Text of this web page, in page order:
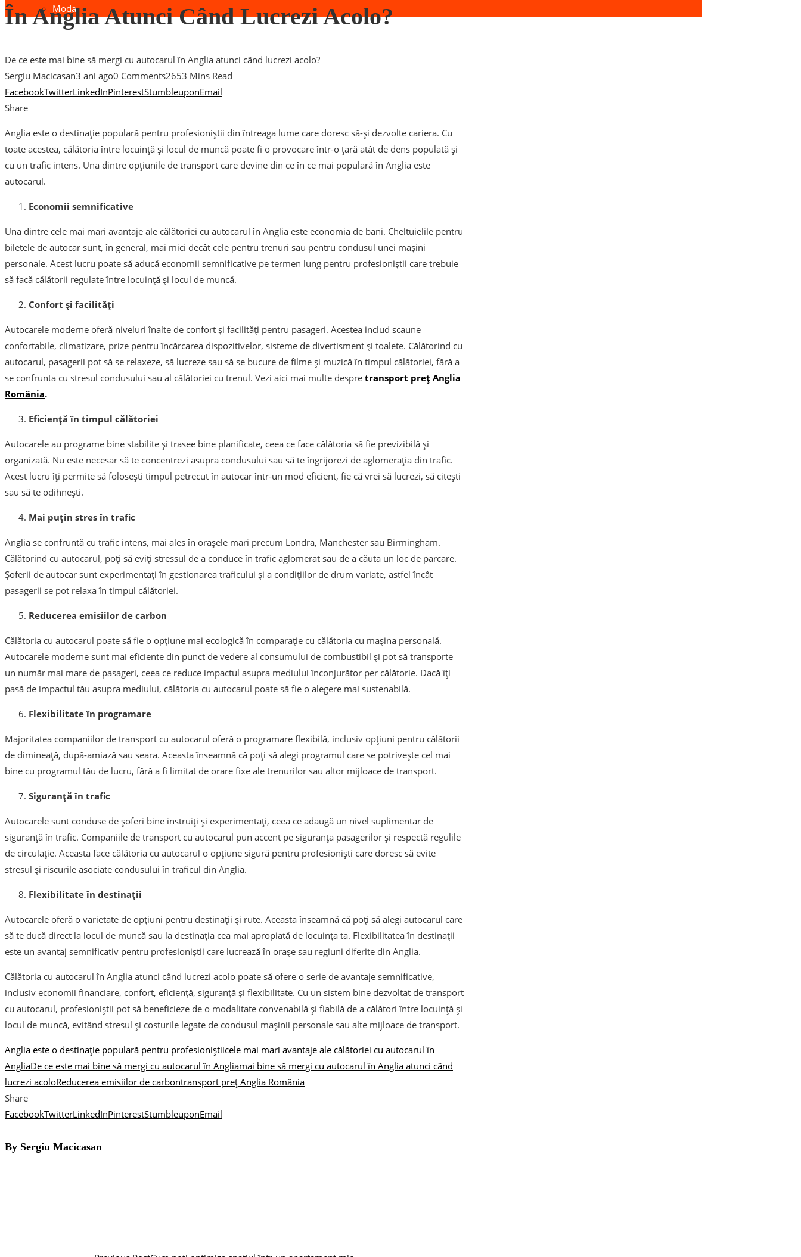
Moda
În Anglia Atunci Când Lucrezi Acolo?
De ce este mai bine să mergi cu autocarul în Anglia atunci când lucrezi acolo?
Sergiu Macicasan3 ani ago0 Comments2653 Mins Read
FacebookTwitterLinkedInPinterestStumbleuponEmail
Share
Anglia este o destinație populară pentru profesioniștii din întreaga lume care doresc să-și dezvolte cariera. Cu
toate acestea, călătoria între locuință și locul de muncă poate fi o provocare într-o țară atât de dens populată și
cu un trafic intens. Una dintre opțiunile de transport care devine din ce în ce mai populară în Anglia este
autocarul.
Economii semnificative
Una dintre cele mai mari avantaje ale călătoriei cu autocarul în Anglia este economia de bani. Cheltuielile pentru
biletele de autocar sunt, în general, mai mici decât cele pentru trenuri sau pentru condusul unei mașini
personale. Acest lucru poate să aducă economii semnificative pe termen lung pentru profesioniștii care trebuie
să facă călătorii regulate între locuință și locul de muncă.
Confort și facilități
Autocarele moderne oferă niveluri înalte de confort și facilități pentru pasageri. Acestea includ scaune
confortabile, climatizare, prize pentru încărcarea dispozitivelor, sisteme de divertisment și toalete. Călătorind cu
autocarul, pasagerii pot să se relaxeze, să lucreze sau să se bucure de filme și muzică în timpul călătoriei, fără a
se confrunta cu stresul condusului sau al călătoriei cu trenul. Vezi aici mai multe despre transport preț Anglia
România.
Eficiență în timpul călătoriei
Autocarele au programe bine stabilite și trasee bine planificate, ceea ce face călătoria să fie previzibilă și
organizată. Nu este necesar să te concentrezi asupra condusului sau să te îngrijorezi de aglomerația din trafic.
Acest lucru îți permite să folosești timpul petrecut în autocar într-un mod eficient, fie că vrei să lucrezi, să citești
sau să te odihnești.
Mai puțin stres în trafic
Anglia se confruntă cu trafic intens, mai ales în orașele mari precum Londra, Manchester sau Birmingham.
Călătorind cu autocarul, poți să eviți stressul de a conduce în trafic aglomerat sau de a căuta un loc de parcare.
Șoferii de autocar sunt experimentați în gestionarea traficului și a condițiilor de drum variate, astfel încât
pasagerii se pot relaxa în timpul călătoriei.
Reducerea emisiilor de carbon
Călătoria cu autocarul poate să fie o opțiune mai ecologică în comparație cu călătoria cu mașina personală.
Autocarele moderne sunt mai eficiente din punct de vedere al consumului de combustibil și pot să transporte
un număr mai mare de pasageri, ceea ce reduce impactul asupra mediului înconjurător per călătorie. Dacă îți
pasă de impactul tău asupra mediului, călătoria cu autocarul poate să fie o alegere mai sustenabilă.
Flexibilitate în programare
Majoritatea companiilor de transport cu autocarul oferă o programare flexibilă, inclusiv opțiuni pentru călătorii
de dimineață, după-amiază sau seara. Aceasta înseamnă că poți să alegi programul care se potrivește cel mai
bine cu programul tău de lucru, fără a fi limitat de orare fixe ale trenurilor sau altor mijloace de transport.
Siguranță în trafic
Autocarele sunt conduse de șoferi bine instruiți și experimentați, ceea ce adaugă un nivel suplimentar de
siguranță în trafic. Companiile de transport cu autocarul pun accent pe siguranța pasagerilor și respectă regulile
de circulație. Aceasta face călătoria cu autocarul o opțiune sigură pentru profesioniști care doresc să evite
stresul și riscurile asociate condusului în traficul din Anglia.
Flexibilitate în destinații
Autocarele oferă o varietate de opțiuni pentru destinații și rute. Aceasta înseamnă că poți să alegi autocarul care
să te ducă direct la locul de muncă sau la destinația cea mai apropiată de locuința ta. Flexibilitatea în destinații
este un avantaj semnificativ pentru profesioniștii care lucrează în orașe sau regiuni diferite din Anglia.
Călătoria cu autocarul în Anglia atunci când lucrezi acolo poate să ofere o serie de avantaje semnificative,
inclusiv economii financiare, confort, eficiență, siguranță și flexibilitate. Cu un sistem bine dezvoltat de transport
cu autocarul, profesioniștii pot să beneficieze de o modalitate convenabilă și fiabilă de a călători între locuință și
locul de muncă, evitând stresul și costurile legate de condusul mașinii personale sau alte mijloace de transport.
Anglia este o destinație populară pentru profesioniștiicele mai mari avantaje ale călătoriei cu autocarul în
AngliaDe ce este mai bine să mergi cu autocarul în Angliamai bine să mergi cu autocarul în Anglia atunci când
lucrezi acoloReducerea emisiilor de carbontransport preț Anglia România
Share
FacebookTwitterLinkedInPinterestStumbleuponEmail
By Sergiu Macicasan